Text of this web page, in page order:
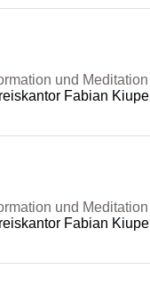
und Meditation
Fabian Kiupel
und Meditation
Fabian Kiupel